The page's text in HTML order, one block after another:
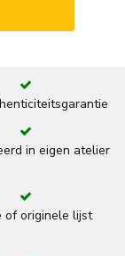
in eigen atelier
of originele lijst